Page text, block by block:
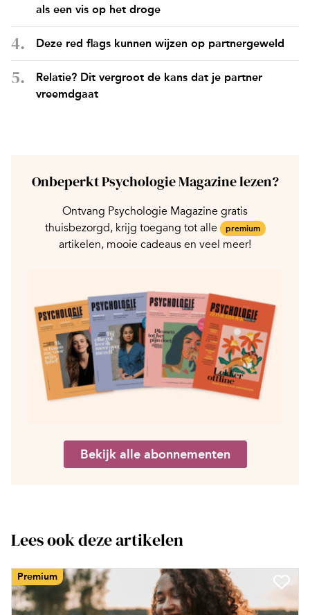
als een vis op het droge
Deze red flags kunnen wijzen op partnergeweld
Relatie? Dit vergroot de kans dat je partner
vreemdgaat
Onbeperkt Psychologie Magazine lezen?
Ontvang Psychologie Magazine gratis
thuisbezorgd, krijg toegang tot alle
premium
artikelen, mooie cadeaus en veel meer!
Bekijk alle abonnementen
Lees ook deze artikelen
Premium